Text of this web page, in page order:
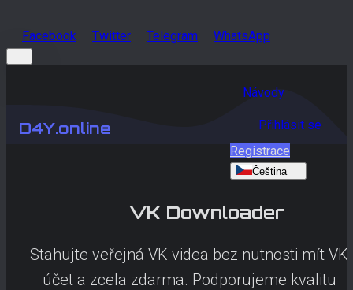
Facebook Twitter Telegram WhatsApp
D4Y.online
Návody
Přihlásit se
Registrace
Čeština
VK Downloader
Stahujte veřejná VK videa bez nutnosti mít VK
účet a zcela zdarma. Podporujeme kvalitu